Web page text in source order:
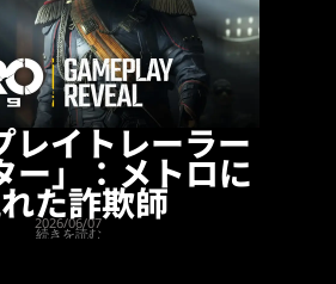
レイトレーラー
ー」：メトロに
た詐欺師
2026/06/07
続きを読む